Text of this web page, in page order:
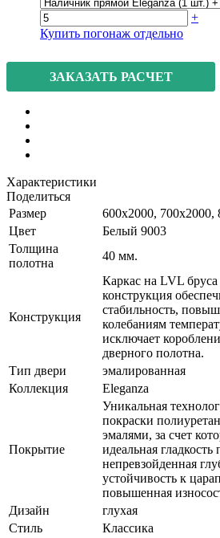
+
Купить погонаж отдельно
ЗАКАЗАТЬ РАСЧЕТ
Характеристики
Поделиться
Размер
600x2000, 700x2000,
Цвет
Белый 9003
Толщина
полотна
40 мм.
Конструкция
Каркас на LVL
конструкция
стабильность,
колебаниям
исключает
дверного полотна.
Тип двери
эмалированная
Коллекция
Eleganza
Покрытие
Уникальная
покраски
эмалями, за счет
идеальная гладкость
непревзойденная
устойчивость к
повышенная
Дизайн
глухая
Стиль
Классика